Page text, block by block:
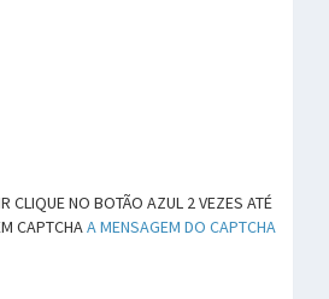
CLIQUE NO BOTÃO AZUL 2 VEZES ATÉ
CAPTCHAA MENSAGEM DO CAPTCHA